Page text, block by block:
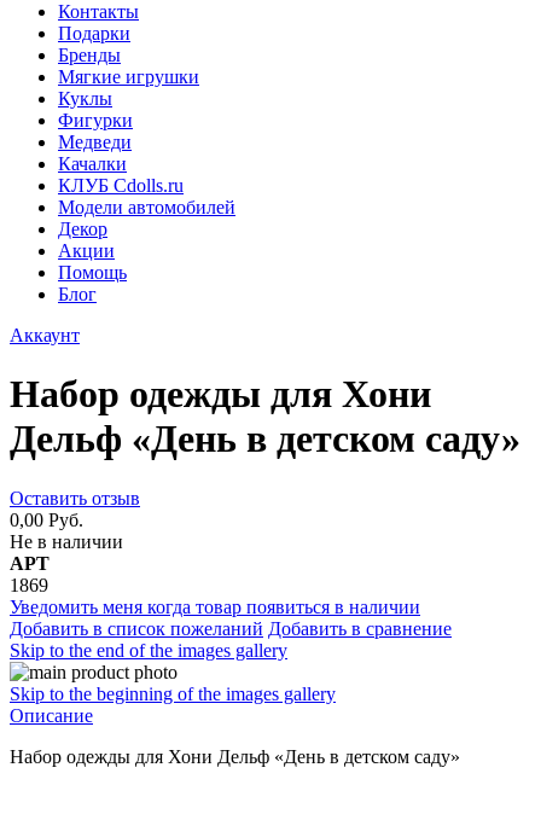
Контакты
Подарки
Бренды
Мягкие игрушки
Куклы
Фигурки
Медведи
Качалки
КЛУБ Cdolls.ru
Модели автомобилей
Декор
Акции
Помощь
Блог
Аккаунт
Набор одежды для Хони
Дельф «День в детском саду»
Оставить отзыв
0,00 Руб.
Не в наличии
АРТ
1869
Уведомить меня когда товар появиться в наличии
Добавить в список пожеланий Добавить в сравнение
Skip to the end of the images gallery
Skip to the beginning of the images gallery
Описание
Набор одежды для Хони Дельф «День в детском саду»